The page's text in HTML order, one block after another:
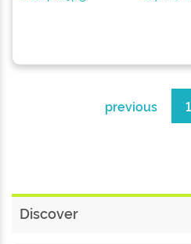
previous 1
Discover